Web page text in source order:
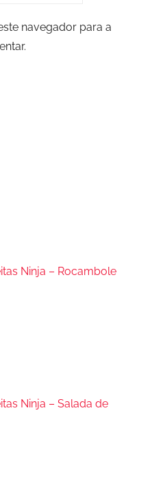
navegador para a
Ninja – Rocambole
Ninja – Salada de